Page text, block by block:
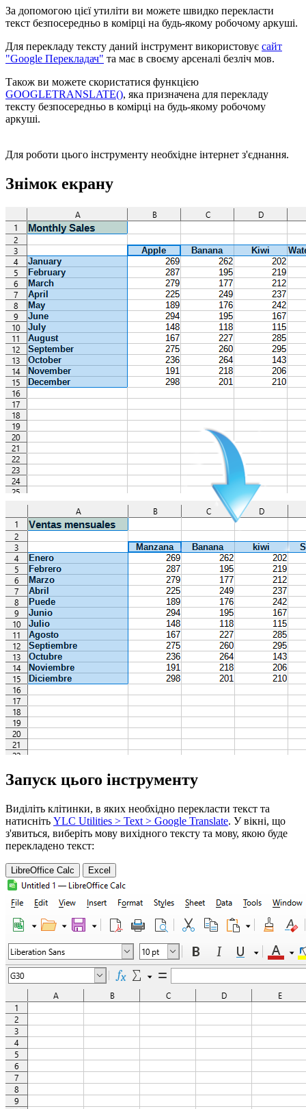
За допомогою цієї утиліти ви можете швидко перекласти
текст безпосередньо в комірці на будь-якому робочому аркуші.
Для перекладу тексту даний інструмент використовує сайт
"Google Перекладач" та має в своєму арсеналі безліч мов.
Також ви можете скористатися функцією
GOOGLETRANSLATE(), яка призначена для перекладу
тексту безпосередньо в комірці на будь-якому робочому
аркуші.
Для роботи цього інструменту необхідне інтернет з'єднання.
Знімок екрану
Запуск цього інструменту
Виділіть клітинки, в яких необхідно перекласти текст та
натисніть YLC Utilities > Text > Google Translate. У вікні, що
з'явиться, виберіть мову вихідного тексту та мову, якою буде
перекладено текст:
LibreOffice Calc Excel